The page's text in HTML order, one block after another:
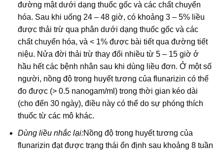
đường mật dưới dạng thuốc gốc và các chất chuyển
hóa. Sau khi uống 24 – 48 giờ, có khoảng 3 – 5% liều
được thải trừ qua phân dưới dạng thuốc gốc và các
chất chuyển hóa, và < 1% được bài tiết qua đường tiết
niệu. Nửa đời thải trừ thay đổi nhiều từ 5 – 15 giờ ở
hầu hết các bệnh nhân sau khi dùng liều đơn. Ở một số
người, nồng độ trong huyết tương của flunarizin có thể
đo được (> 0.5 nanogam/ml) trong thời gian kéo dài
(cho đến 30 ngày), điều này có thể do sự phóng thích
thuốc từ các mô khác.
Dùng liều nhắc lại:Nồng độ trong huyết tương của
flunarizin đạt được trạng thái ổn định sau khoảng 8 tuần